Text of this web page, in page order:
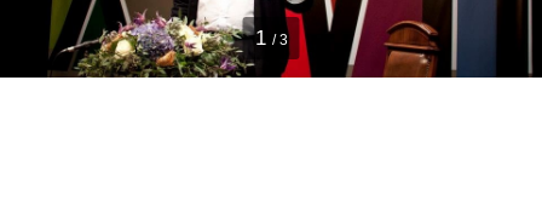
1 / 3